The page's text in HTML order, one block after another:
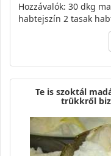
Hozzávalók: 30 dkg
habtejszín 2 tasak
Te is szoktál
trükkről